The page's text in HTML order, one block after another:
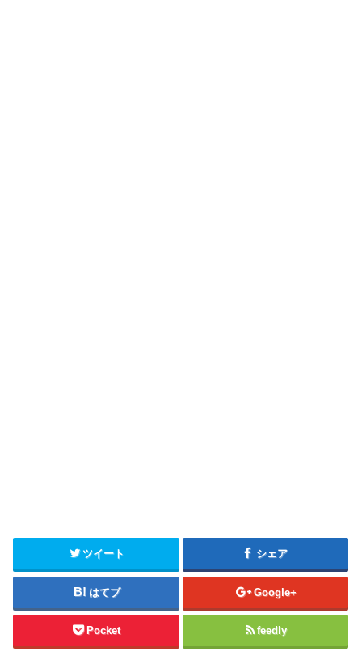
ツイート シェア
はてブ Google+
Pocket feedly